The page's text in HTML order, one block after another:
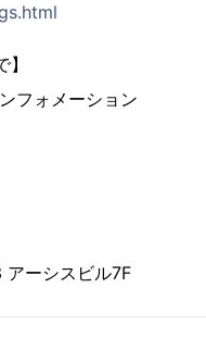
フォメーション
ーシスビル7F